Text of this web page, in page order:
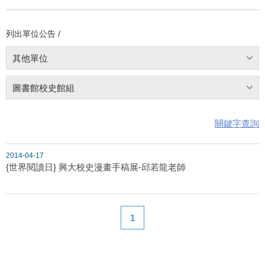
列出單位公告 /
其他單位
圖書館校史館組
關鍵字查詢
2014-04-17
{世界閱讀日} 興大校史漫畫手稿展-邱若龍老師
1